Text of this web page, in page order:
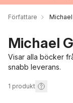
Författare
Michael
Visar alla böcker
snabb leverans.
1 produkt